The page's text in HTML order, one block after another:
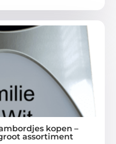
kopen –
assortiment